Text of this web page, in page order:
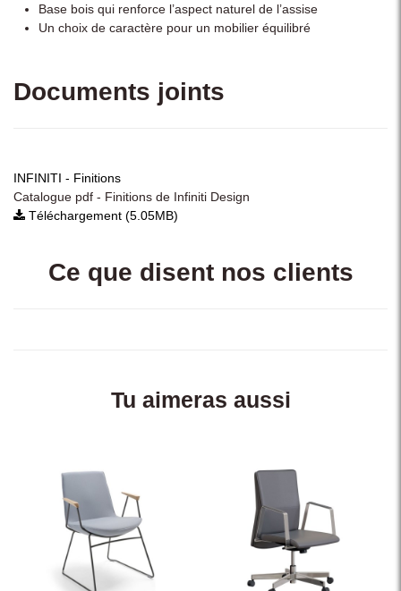
Base bois qui renforce l’aspect naturel de l’assise
Un choix de caractère pour un mobilier équilibré
Documents joints
INFINITI - Finitions
Catalogue pdf - Finitions de Infiniti Design
Téléchargement (5.05MB)
Ce que disent nos clients
Tu aimeras aussi